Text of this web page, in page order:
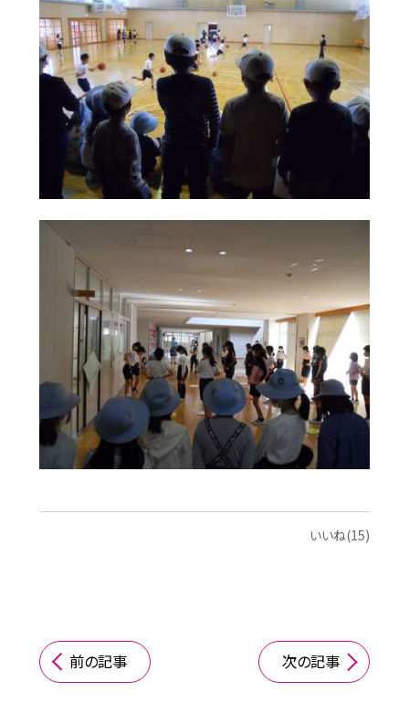
いいね(15)
前の記事 次の記事